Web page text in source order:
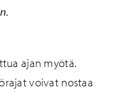
ajan myötä.
voivat nostaa